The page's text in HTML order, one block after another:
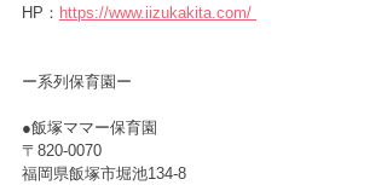
HP： https://www.iizukakita.com/
ー系列保育園ー
●飯塚ママー保育園
〒820-0070
福岡県飯塚市堀池134-8